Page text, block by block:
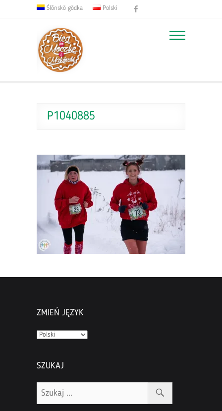
Ślōnskŏ gŏdka Polski
P1040885
ZMIEŃ JĘZYK
Zmień
SZUKAJ